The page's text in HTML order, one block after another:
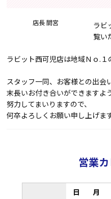
店長 間宮
ラビ
覧い
ラビット西可児店は地域Ｎｏ.１
スタッフ一同、お客様との出会
末長いお付き合いができますよ
努力してまいりますので、
何卒よろしくお願い申し上げます
営業
日 月